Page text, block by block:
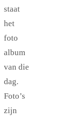
staat
het
foto
album
van die
dag.
Foto’s
zijn